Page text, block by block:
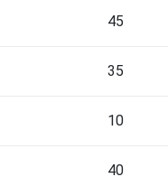
45
35
10
40